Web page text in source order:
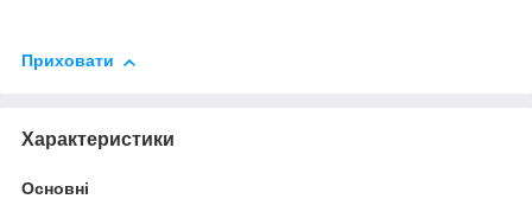
Приховати
Характеристики
Основні